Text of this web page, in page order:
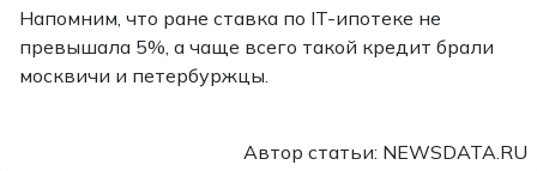
Напомним, что ране ставка по IT-ипотеке не
превышала 5%, а чаще всего такой кредит брали
москвичи и петербуржцы.
Автор статьи: NEWSDATA.RU